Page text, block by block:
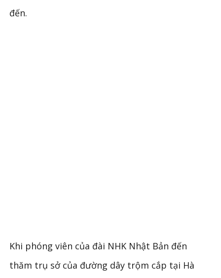
đến.
Khi phóng viên của đài NHK Nhật Bản đến
thăm trụ sở của đường dây trộm cắp tại Hà